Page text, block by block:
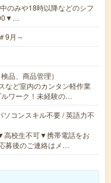
のみや18時以降などのシフ
9月～
品、商品管理）
など室内のカンタン軽作業
ワーク！未経験の…
ソコンスキル不要 / 英語力不
校生不可▼携帯電話をお
募後のご連絡はメ…